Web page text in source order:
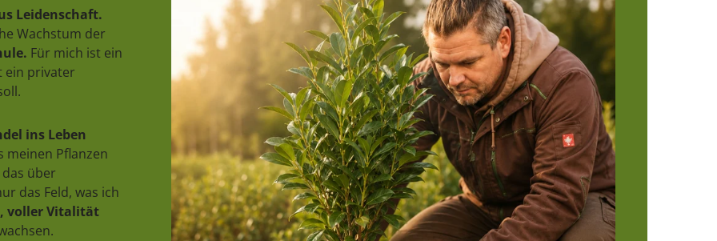
Leidenschaft.
Wachstum der
Für mich ist ein
ein privater
ins Leben
meinen Pflanzen
über
das Feld, was ich
voller Vitalität